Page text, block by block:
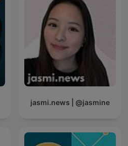
jasmi.news | @jasmine